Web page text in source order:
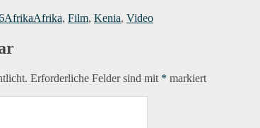
AfrikaAfrika, Film, Kenia, Video
Erforderliche Felder sind mit * markiert